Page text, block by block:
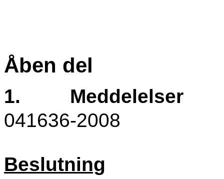
Åben del
1.
Meddelelser
041636-2008
Beslutning